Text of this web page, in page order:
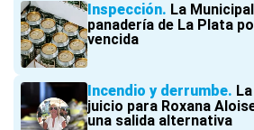
Inspección La
panadería de La Plata
vencida
Incendio y derrumbe
juicio para Roxana
una salida alternativa